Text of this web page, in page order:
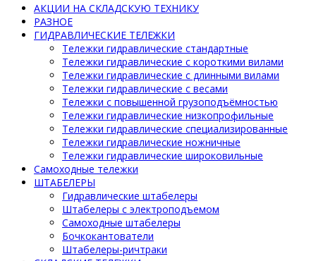
АКЦИИ НА СКЛАДСКУЮ ТЕХНИКУ
РАЗНОЕ
ГИДРАВЛИЧЕСКИЕ ТЕЛЕЖКИ
Тележки гидравлические стандартные
Тележки гидравлические с короткими вилами
Тележки гидравлические с длинными вилами
Тележки гидравлические с весами
Тележки с повышенной грузоподъёмностью
Тележки гидравлические низкопрофильные
Тележки гидравлические специализированные
Тележки гидравлические ножничные
Тележки гидравлические широковильные
Самоходные тележки
ШТАБЕЛЕРЫ
Гидравлические штабелеры
Штабелеры с электроподъемом
Самоходные штабелеры
Бочкокантователи
Штабелеры-ричтраки